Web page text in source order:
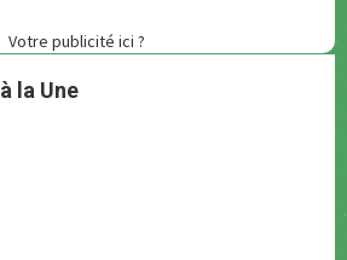
Votre publicité ici ?
à la Une